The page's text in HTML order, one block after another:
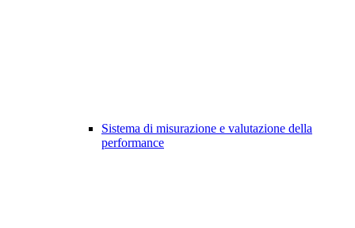
Sistema di misurazione e valutazione della
performance